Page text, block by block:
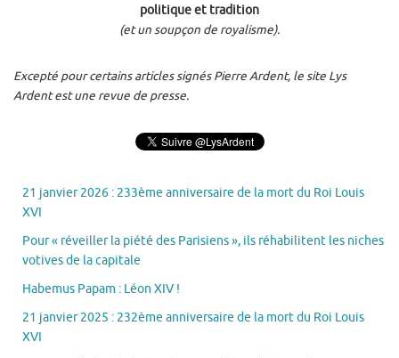
politique et tradition
(et un soupçon de royalisme).
Excepté pour certains articles signés Pierre Ardent, le site Lys
Ardent est une revue de presse.
21 janvier 2026 : 233ème anniversaire de la mort du Roi Louis
XVI
Pour « réveiller la piété des Parisiens », ils réhabilitent les niches
votives de la capitale
Habemus Papam : Léon XIV !
21 janvier 2025 : 232ème anniversaire de la mort du Roi Louis
XVI